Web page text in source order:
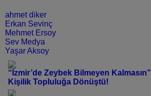
ahmet diker
Erkan Sevinç
Mehmet Ersoy
Sev Medya
Yaşar Aksoy
“İzmir’de Zeybek Bilmeyen Kalmasın”
Kişilik Topluluğa Dönüştü!